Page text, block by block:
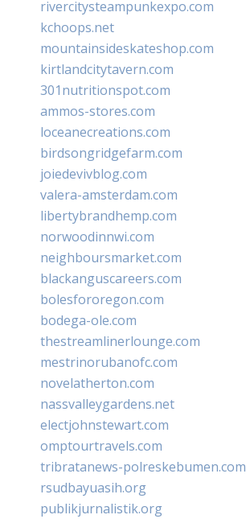
rivercitysteampunkexpo.com
kchoops.net
mountainsideskateshop.com
kirtlandcitytavern.com
301nutritionspot.com
ammos-stores.com
loceanecreations.com
birdsongridgefarm.com
joiedevivblog.com
valera-amsterdam.com
libertybrandhemp.com
norwoodinnwi.com
neighboursmarket.com
blackanguscareers.com
bolesfororegon.com
bodega-ole.com
thestreamlinerlounge.com
mestrinorubanofc.com
novelatherton.com
nassvalleygardens.net
electjohnstewart.com
omptourtravels.com
tribratanews-polreskebumen.com
rsudbayuasih.org
publikjurnalistik.org